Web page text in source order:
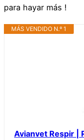
para hayar más !
MÁS VENDIDO N.º 1
Avianvet Respir |